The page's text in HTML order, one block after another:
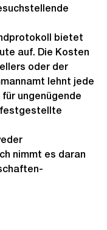
bietet
auf. Die Kosten
oder der
lehnt jede
ungenügende
festgestellte
nimmt es daran